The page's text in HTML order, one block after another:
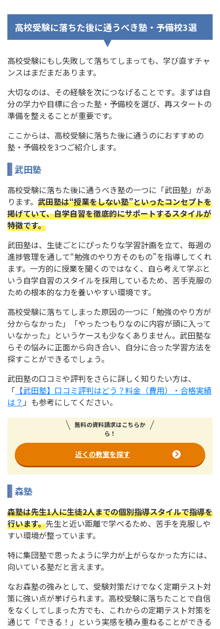
高校受験に落ちた後に通うべき塾・予備校3選
高校受験にもし失敗して落ちてしまっても、学び直すチャ
ンスはまだまだあります。
大切なのは、その経験を次につなげることです。まずは自
分の学力や目標に合った塾・予備校を選び、再スタートの
準備を整えることが重要です。
ここからは、高校受験に落ちた後に通うのにおすすめの
塾・予備校を3つご紹介します。
武田塾
高校受験に落ちた後に通うべき塾の一つに「武田塾」があ
ります。 武田塾は“授業をしない塾”といったコンセプトを
掲げていて、自学自習を徹底的にサポートするスタイルが
特徴です。
武田塾は、生徒ごとにぴったりな学習計画を立て、毎週の
進捗管理を通して“勉強のやり方そのもの”を指導してくれ
ます。一方的に授業を聞くのではなく、自ら考えて学ぶと
いう自学自習のスタイルを採用しているため、苦手克服の
ための根本的な力を養いやすい環境です。
高校受験に落ちてしまった原因の一つに「勉強のやり方が
分からなかった」「やったつもりなのに内容が頭に入って
いなかった」というケースも少なくありません。武田塾な
らその悩みに正面から向き合い、自分に合った学習方法を
探すことができるでしょう。
武田塾の口コミや評判をさらに詳しく知りたい方は、
「 【武田塾】口コミ評判はどう？料金（費用）・合格実績
は？ 」も参考にしてください。
無料の資料請求はこちらか
ら！
近くの教室を探す
森塾
森塾は先生1人に生徒2人までの個別指導スタイルで指導を
行います。先生と近い距離で学べるため、苦手を克服しや
すい環境が整っています。
特に集団塾で思ったように学力が上がらなかった方には、
向いている塾だと言えます。
なお森塾の強みとして、受験対策だけでなく定期テスト対
策に強い点が挙げられます。高校受験に落ちたことで自信
をなくしてしまった方でも、これからの定期テスト対策を
通じて「できる！」という実感を積み重ねることができる